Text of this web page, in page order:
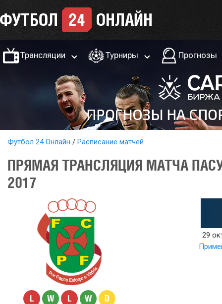
Трансляции Турниры Прогнозы
Футбол 24 Онлайн Расписание матчей
ПРЯМАЯ ТРАНСЛЯЦИЯ МАТЧА
2017
L W L W D
29